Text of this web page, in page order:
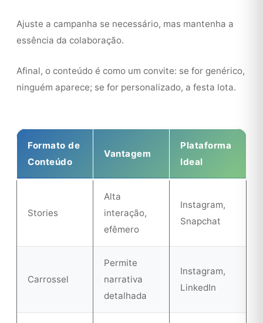
Ajuste a campanha se necessário, mas mantenha a
essência da colaboração.
Afinal, o conteúdo é como um convite: se for genérico,
ninguém aparece; se for personalizado, a festa lota.
Formato de
Conteúdo
Vantagem
Plataforma
Ideal
Stories
Alta
interação,
efêmero
Instagram,
Snapchat
Carrossel
Permite
narrativa
detalhada
Instagram,
LinkedIn